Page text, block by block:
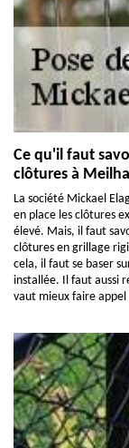
Ce qu'il faut
clôtures à
La société Mickael
en place les clôtures
élevé. Mais, il faut
clôtures en grillage
cela, il faut se baser
installée. Il faut aussi
vaut mieux faire appel